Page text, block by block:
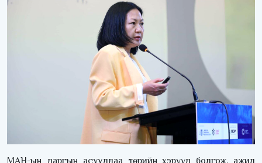
МАН-ын даргын асуудлаа төрийн хэрүүл болгож, ажил